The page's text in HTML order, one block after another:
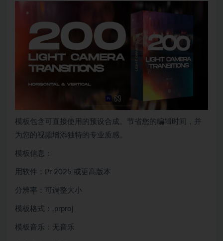
模板包含可直接使用的预设合成。节省您的编辑时间，并
为您的视频增添独特的专业质感。
模板信息：
用软件：Pr 2025 或更高版本
分辨率：可调整大小
模板格式：.prproj
模板音乐：无音乐